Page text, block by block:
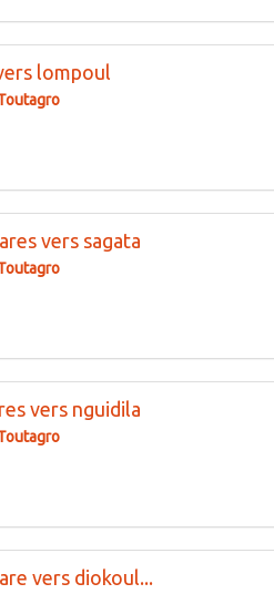
lompoul
vers sagata
vers nguidila
vers diokoul...